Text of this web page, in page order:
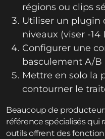
régions ou clips
Utiliser un plugin
niveaux (viser -14
Configurer une
basculement A/B
Mettre en solo la
contourner le
Beaucoup de
référence spécialisés qui
outils offrent des